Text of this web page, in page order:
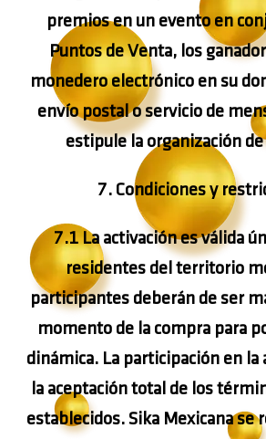
premios en un evento en
Puntos de Venta, los
monedero electrónico en su
envío postal o servicio de
estipule la organización
7. Condiciones y
7.1 La activaciónes válida
residentes del territorio
participantes deberán de ser
momento de la compra para
dinámica. La participación en la
la aceptación total de los
establecidos. Sika Mexicana se